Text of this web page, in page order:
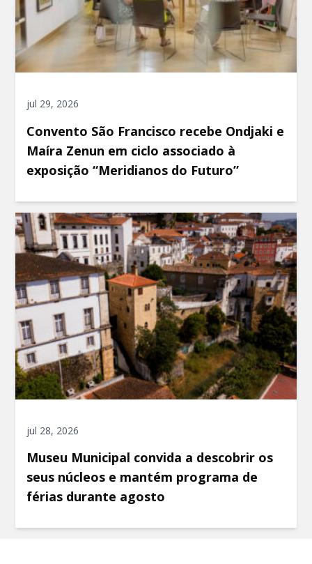
jul 29, 2026
Convento São Francisco recebe Ondjaki e
Maíra Zenun em ciclo associado à
exposição “Meridianos do Futuro”
jul 28, 2026
Museu Municipal convida a descobrir os
seus núcleos e mantém programa de
férias durante agosto